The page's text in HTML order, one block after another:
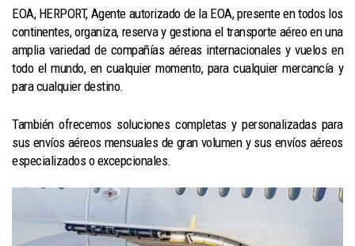
EOA, HERPORT, Agente autorizado de la EOA, presente en todos los
continentes, organiza, reserva y gestiona el transporte aéreo en una
amplia variedad de compañías aéreas internacionales y vuelos en
todo el mundo, en cualquier momento, para cualquier mercancía y
para cualquier destino.
También ofrecemos soluciones completas y personalizadas para
sus envíos aéreos mensuales de gran volumen y sus envíos aéreos
especializados o excepcionales.